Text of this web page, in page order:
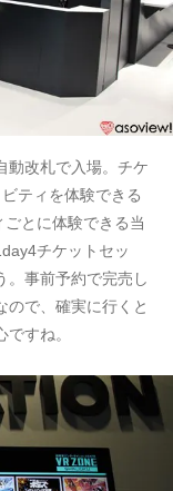
動改札で入場。チケ
ティを体験できる
ごとに体験できる当
チケットセッ
。事前予約で完売し
ので、確実に行くと
すね。